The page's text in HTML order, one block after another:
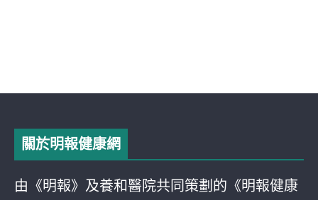
關於明報健康網
由《明報》及養和醫院共同策劃的《明報健康